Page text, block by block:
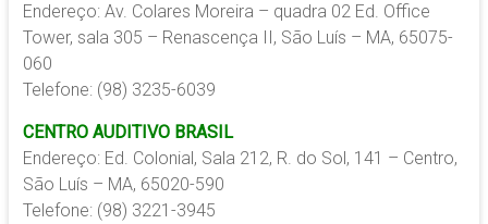
Endereço: Av. Colares Moreira – quadra 02 Ed. Office
Tower, sala 305 – Renascença II, São Luís – MA, 65075-
060
Telefone: (98) 3235-6039
CENTRO AUDITIVO BRASIL
Endereço: Ed. Colonial, Sala 212, R. do Sol, 141 – Centro,
São Luís – MA, 65020-590
Telefone: (98) 3221-3945